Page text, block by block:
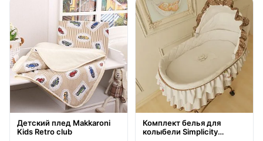
нет в продаже
Детский плед Makkaroni
Kids Retro club
нет в продаже
Комплект белья для
колыбели Simplicity